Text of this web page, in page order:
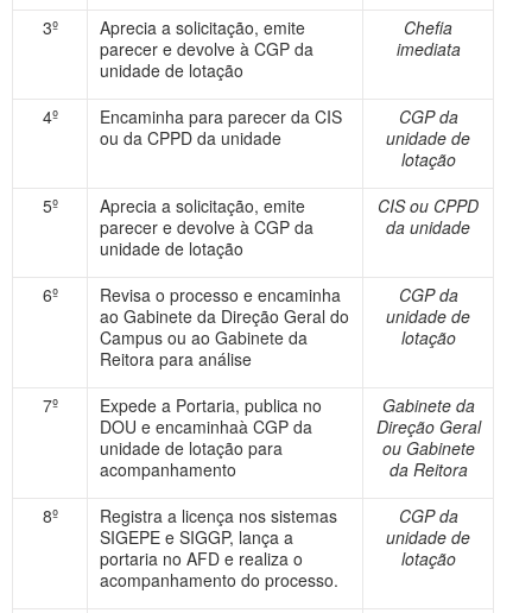
3º
Aprecia a solicitação, emite
parecer e devolve à CGP da
unidade de lotação
Chefia
imediata
4º
Encaminha para parecer da CIS
ou da CPPD da unidade
CGP da
unidade de
lotação
5º
Aprecia a solicitação, emite
parecer e devolve à CGP da
unidade de lotação
CIS ou CPPD
da unidade
6º
Revisa o processo e encaminha
ao Gabinete da Direção Geral do
Campus ou ao Gabinete da
Reitora para análise
CGP da
unidade de
lotação
7º
Expede a Portaria, publica no
DOU e encaminhaà CGP da
unidade de lotação para
acompanhamento
Gabinete da
Direção Geral
ou Gabinete
da Reitora
8º
Registra a licença nos sistemas
SIGEPE e SIGGP, lança a
portaria no AFD e realiza o
acompanhamento do processo.
CGP da
unidade de
lotação